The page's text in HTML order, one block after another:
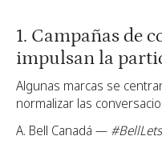
1. Campañas de
impulsan la
Algunas marcas se
normalizar las
A. Bell Canadá —